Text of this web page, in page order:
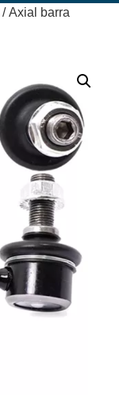
/ Axial barra